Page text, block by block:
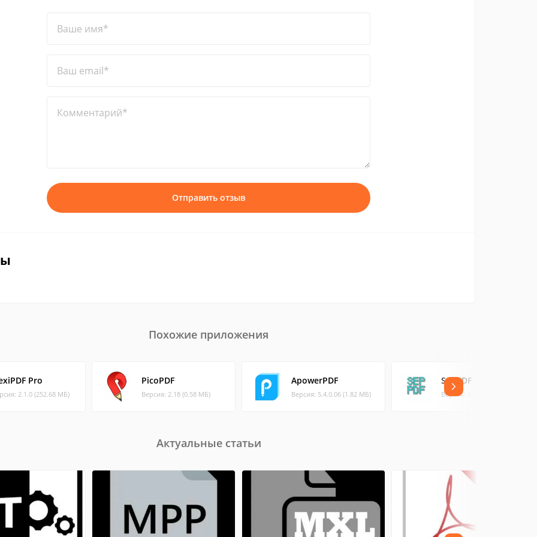
Ваше имя*
Ваш email*
Комментарий*
Отправить отзыв
Похожие приложения
Pro
2.1.0 (252.68 МБ)
PicoPDF
Версия: 2.18 (0.58 МБ)
ApowerPDF
Версия: 5.4.0.06 (1.82 МБ)
SepPDF
Версия: 3.47 (0.21 МБ)
Актуальные статьи